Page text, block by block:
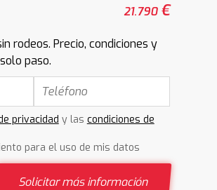
21.790€
rodeos. Precio, condiciones y
paso.
privacidad y las condiciones de
para el uso de mis datos
Solicitar más información